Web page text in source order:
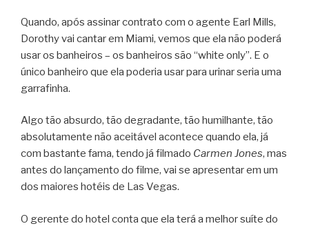
Quando, após assinar contrato com o agente Earl Mills,
Dorothy vai cantar em Miami, vemos que ela não poderá
usar os banheiros – os banheiros são “white only”. E o
único banheiro que ela poderia usar para urinar seria uma
garrafinha.
Algo tão absurdo, tão degradante, tão humilhante, tão
absolutamente não aceitável acontece quando ela, já
com bastante fama, tendo já filmado Carmen Jones, mas
antes do lançamento do filme, vai se apresentar em um
dos maiores hotéis de Las Vegas.
O gerente do hotel conta que ela terá a melhor suíte do